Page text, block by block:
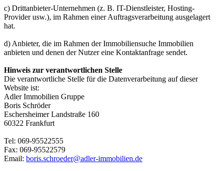
c) Drittanbieter-Unternehmen (z. B. IT-Dienstleister, Hosting-
Provider usw.), im Rahmen einer Auftragsverarbeitung ausgelagert
hat.
d) Anbieter, die im Rahmen der Immobiliensuche Immobilien
anbieten und denen der Nutzer eine Kontaktanfrage sendet.
Hinweis zur verantwortlichen Stelle
Die verantwortliche Stelle für die Datenverarbeitung auf dieser
Website ist:
Adler Immobilien Gruppe
Boris Schröder
Eschersheimer Landstraße 160
60322 Frankfurt
Tel: 069-95522555
Fax: 069-95522579
Email: boris.schroeder@adler-immobilien.de